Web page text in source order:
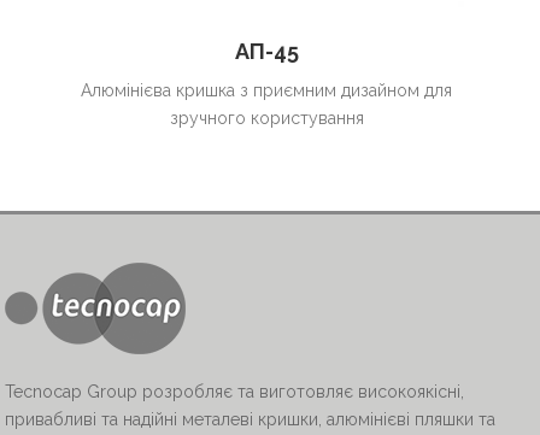
АП-45
Алюмінієва кришка з приємним дизайном для
зручного користування
Tecnocap Group розробляє та виготовляє високоякісні,
привабливі та надійні металеві кришки, алюмінієві пляшки та